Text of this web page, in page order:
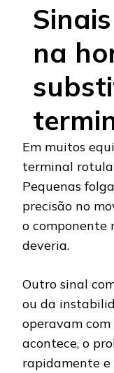
na
Em muitos
terminal
Pequenas
precisão no
o componente
deveria.
Outro sinal
ou da
operavam com
acontece, o
rapidamente